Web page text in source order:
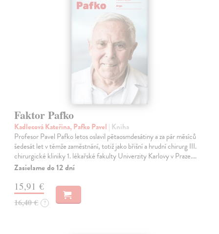
Faktor Pafko
Kadlecová Kateřina, Pafko Pavel | Kniha
Profesor Pavel Pafko letos oslavil pětaosmdesátiny a za pár měsíců
šedesát let v témže zaměstnání, totiž jako břišní a hrudní chirurg III.
chirurgické kliniky 1. lékařské fakulty Univerzity Karlovy v Praze.…
Zasielame do 12 dní
15,91 €
16,40 € ?